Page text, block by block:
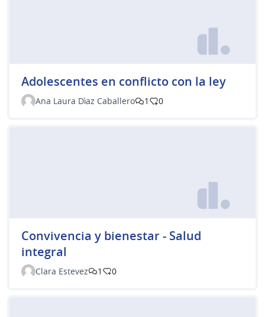
Adolescentes en conflicto con la ley
Ana Laura Dìaz Caballero 1 0
Convivencia y bienestar - Salud
integral
Clara Estevez 1 0